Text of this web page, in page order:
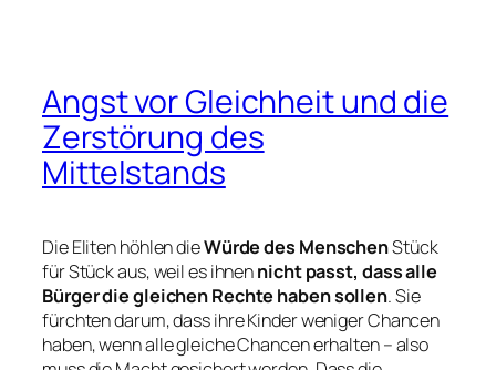
Angst vor Gleichheit und die
Zerstörung des
Mittelstands
Die Eliten höhlen dieWürde des MenschenStück
für Stück aus, weil es ihnennicht passt, dass alle
Bürger die gleichen Rechte haben sollen. Sie
fürchten darum, dass ihre Kinder weniger Chancen
haben, wenn alle gleiche Chancen erhalten – also